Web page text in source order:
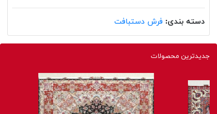
دسته بندی: فرش دستبافت
جدیدترین محصولات